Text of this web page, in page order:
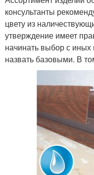
консультанты
цвету из
утверждение имеет
начинать выбор с
назвать базовыми. В